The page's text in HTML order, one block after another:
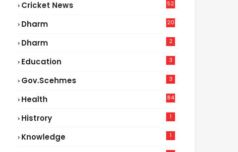
Cricket News
52
Dharm 20
Dharm 2
Education 3
Gov.scehmes 3
Health
84
Histrory 1
Knowledge 1